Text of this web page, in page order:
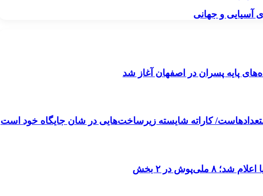
آسیایی و جهانی
پایه پسران در اصفهان آغاز شد
کاراته شایسته زیرساخت‌هایی در شان جایگاه خود است
در ۲ بخش